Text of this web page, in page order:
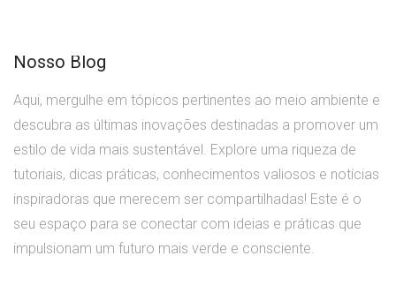
Nosso Blog
Aqui, mergulhe em tópicos pertinentes ao meio ambiente e
descubra as últimas inovações destinadas a promover um
estilo de vida mais sustentável. Explore uma riqueza de
tutoriais, dicas práticas, conhecimentos valiosos e notícias
inspiradoras que merecem ser compartilhadas! Este é o
seu espaço para se conectar com ideias e práticas que
impulsionam um futuro mais verde e consciente.